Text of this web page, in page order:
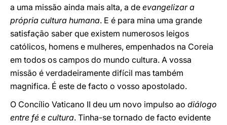
a uma missão ainda mais alta, a de evangelizar a
própria cultura humana. E é para mina uma grande
satisfação saber que existem numerosos leigos
católicos, homens e mulheres, empenhados na Coreia
em todos os campos do mundo cultura. A vossa
missão é verdadeiramente difícil mas também
magnifica. É este de facto o vosso apostolado.
O Concílio Vaticano II deu um novo impulso ao diálogo
entre fé e cultura. Tinha-se tornado de facto evidente